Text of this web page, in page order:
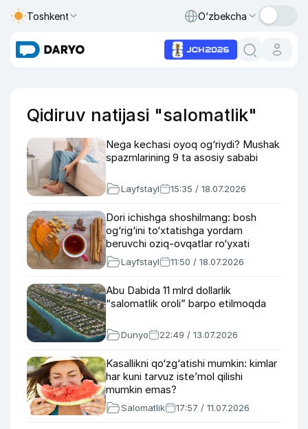
Toshkent O‘zbekcha
Qidiruv natijasi "salomatlik"
Nega kechasi oyoq og‘riydi? Mushak
spazmlarining 9 ta asosiy sababi
Layfstayl 15:35 / 18.07.2026
Dori ichishga shoshilmang: bosh
og‘rig‘ini to‘xtatishga yordam
beruvchi oziq-ovqatlar ro‘yxati
Layfstayl 11:50 / 18.07.2026
Abu Dabida 11 mlrd dollarlik
“salomatlik oroli” barpo etilmoqda
Dunyo 22:49 / 13.07.2026
Kasallikni qo‘zg‘atishi mumkin: kimlar
har kuni tarvuz iste’mol qilishi
mumkin emas?
Salomatlik 17:57 / 11.07.2026